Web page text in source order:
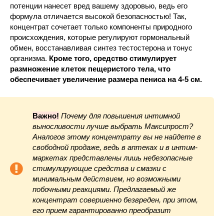
потенции нанесет вред вашему здоровью, ведь его
формула отличается высокой безопасностью! Так,
концентрат сочетает только компоненты природного
происхождения, которые регулируют гормональный
обмен, восстанавливая синтез тестостерона и тонус
организма. Кроме того, средство стимулирует
размножение клеток пещеристого тела, что
обеспечивает увеличение размера пениса на 4-5 см.
Важно! Почему для повышения интимной
выносливости лучше выбрать Максипрост?
Аналогов этому концентрату вы не найдете в
свободной продаже, ведь в аптеках и в интим-
маркетах представлены лишь небезопасные
стимулирующие средства и смазки с
минимальным действием, но возможными
побочными реакциями. Предлагаемый же
концентрат совершенно безвреден, при этом,
его прием гарантированно преобразит